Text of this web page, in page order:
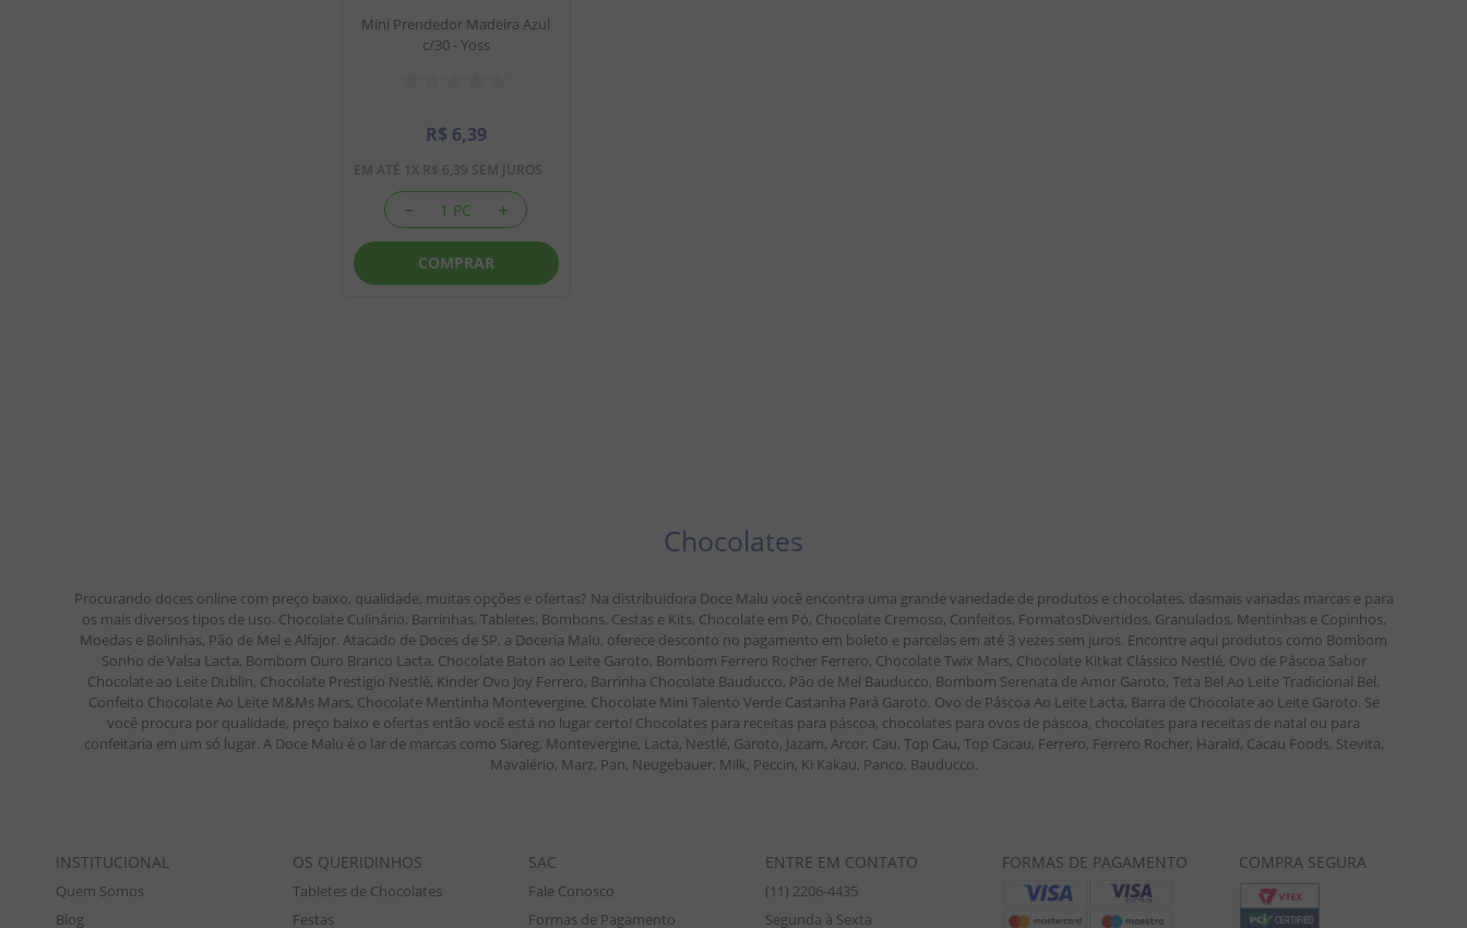
Mini Prendedor Madeira Azul
c/30 - Yoss
R$ 6,39
EM ATÉ 1 X R$ 6,39 SEM JUROS
＋
－
COMPRAR
Chocolates
Procurando doces online com preço baixo, qualidade, muitas opções e ofertas? Na distribuidora Doce Malu você encontra uma grande variedade de produtos e chocolates, dasmais variadas marcas e para
os mais diversos tipos de uso. Chocolate Culinário, Barrinhas, Tabletes, Bombons, Cestas e Kits, Chocolate em Pó, Chocolate Cremoso, Confeitos, FormatosDivertidos, Granulados, Mentinhas e Copinhos,
Moedas e Bolinhas, Pão de Mel e Alfajor. Atacado de Doces de SP, a Doceria Malu, oferece desconto no pagamento em boleto e parcelas em até 3 vezes sem juros. Encontre aqui produtos como Bombom
Sonho de Valsa Lacta, Bombom Ouro Branco Lacta, Chocolate Baton ao Leite Garoto, Bombom Ferrero Rocher Ferrero, Chocolate Twix Mars, Chocolate Kitkat Clássico Nestlé, Ovo de Páscoa Sabor
Chocolate ao Leite Dublin, Chocolate Prestigio Nestlé, Kinder Ovo Joy Ferrero, Barrinha Chocolate Bauducco, Pão de Mel Bauducco, Bombom Serenata de Amor Garoto, Teta Bel Ao Leite Tradicional Bel,
Confeito Chocolate Ao Leite M&Ms Mars, Chocolate Mentinha Montevergine, Chocolate Mini Talento Verde Castanha Pará Garoto, Ovo de Páscoa Ao Leite Lacta, Barra de Chocolate ao Leite Garoto. Se
você procura por qualidade, preço baixo e ofertas então você está no lugar certo! Chocolates para receitas para páscoa, chocolates para ovos de páscoa, chocolates para receitas de natal ou para
confeitaria em um só lugar. A Doce Malu é o lar de marcas como Siareg, Montevergine, Lacta, Nestlé, Garoto, Jazam, Arcor, Cau, Top Cau, Top Cacau, Ferrero, Ferrero Rocher, Harald, Cacau Foods, Stevita,
Mavalério, Marz, Pan, Neugebauer, Milk, Peccin, Ki Kakau, Panco, Bauducco.
INSTITUCIONAL
Quem Somos
Blog
OS QUERIDINHOS
Tabletes de Chocolates
Festas
SAC
Fale Conosco
Formas de Pagamento
ENTRE EM CONTATO
(11) 2206-4435
Segunda à Sexta
FORMAS DE PAGAMENTO COMPRA SEGURA